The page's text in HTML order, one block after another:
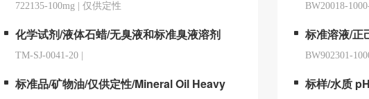
722135-100mg 仅供定性
化学试剂/液体石蜡/无臭液和标准臭液溶剂
TM-SJ-0041-20
标准品/矿物油/仅供定性/Mineral Oil Heavy
BW20018-
标准溶液/正
BW902301-
标样/水质 pH